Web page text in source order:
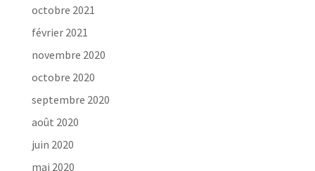
octobre 2021
février 2021
novembre 2020
octobre 2020
septembre 2020
août 2020
juin 2020
mai 2020